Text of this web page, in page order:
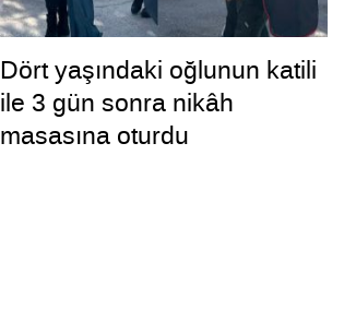
Dört yaşındaki oğlunun katili
ile 3 gün sonra nikâh
masasına oturdu